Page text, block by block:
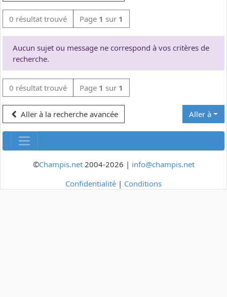
0 résultat trouvé Page 1 sur 1
Aucun sujet ou message ne correspond à vos critères de
recherche.
0 résultat trouvé Page 1 sur 1
Aller à la recherche avancée Aller à
©Champis.net2004-2026 | info@champis.net
Confidentialité | Conditions